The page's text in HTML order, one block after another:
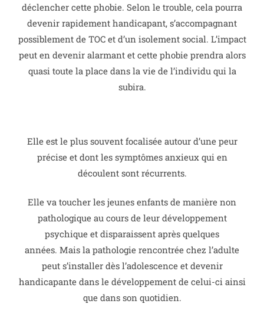
déclencher cette phobie. Selon le trouble, cela pourra
devenir rapidement handicapant, s’accompagnant
possiblement de TOC et d’un isolement social. L’impact
peut en devenir alarmant et cette phobie prendra alors
quasi toute la place dans la vie de l’individu qui la
subira.
Elle est le plus souvent focalisée autour d’une peur
précise et dont les symptômes anxieux qui en
découlent sont récurrents.
Elle va toucher les jeunes enfants de manière non
pathologique au cours de leur développement
psychique et disparaissent après quelques
années. Mais la pathologie rencontrée chez l’adulte
peut s’installer dès l’adolescence et devenir
handicapante dans le développement de celui-ci ainsi
que dans son quotidien.